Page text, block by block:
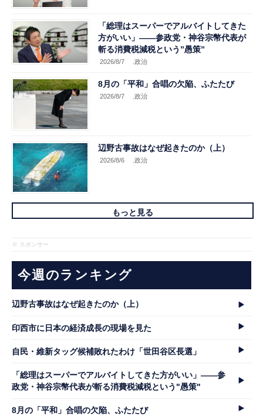
「総理はスーパーでアルバイトしてきた
方がいい」――参政党・神谷宗幣代表が
斬る消費税減税という”愚策”
2026/8/7 .政治
8月の「平和」合唱の欠陥、ふたたび
2026/8/7 .政治
辺野古事故はなぜ起きたのか（上）
2026/8/6 .政治
もっと見る
※ スポンサー
今週のランキング
辺野古事故はなぜ起きたのか（上）
印西市に日本の経済成長の現場を見た
自民・維新タッグ候補敗れたわけ「世田谷区長選」
「総理はスーパーでアルバイトしてきた方がいい」――参
政党・神谷宗幣代表が斬る消費税減税という"愚策"
8月の「平和」合唱の欠陥、ふたたび